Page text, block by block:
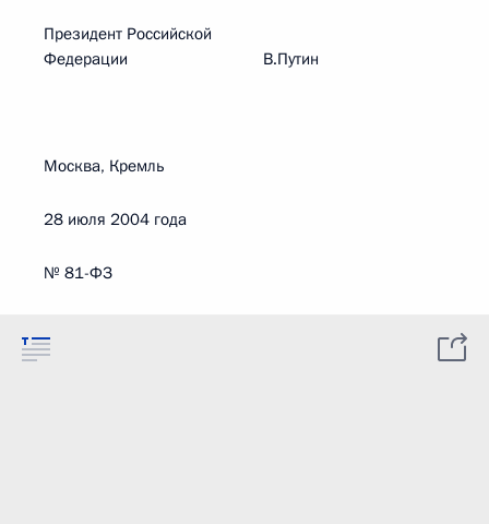
Президент Российской
Федерации В.Путин
Москва, Кремль
28 июля 2004 года
№ 81-ФЗ